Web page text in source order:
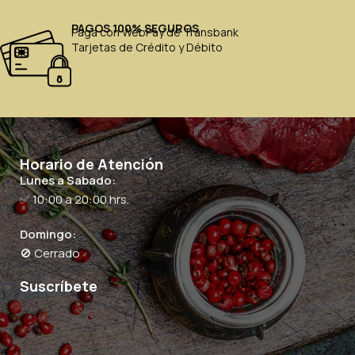
PAGOS 100% SEGUROS
Paga con WebPay de Transbank
Tarjetas de Crédito y Débito
Horario de Atención
Lunes a Sabado:
✅ 10:00 a 20:00 hrs.
Domingo:
🚫 Cerrado
Suscríbete